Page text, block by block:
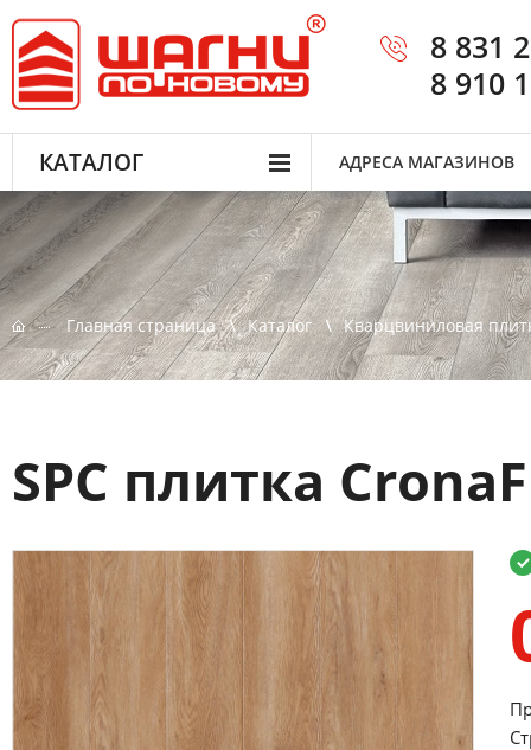
8 831
8 910
КАТАЛОГ АДРЕСА МАГАЗИНОВ
Главная страница Каталог Кварцвиниловая
SPC плитка